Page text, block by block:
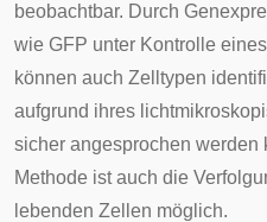
beobachtbar. Durch
wie GFP unter Kontrolle
können auch Zelltypen
aufgrund ihres
sicher angesprochen werden
Methode ist auch die
lebenden Zellen möglich.